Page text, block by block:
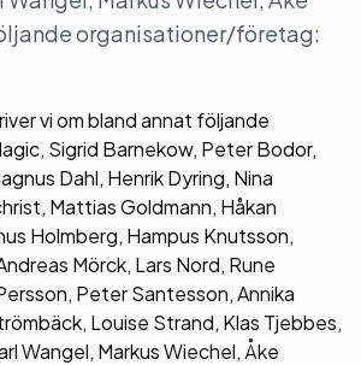
organisationer/företag:
vi om bland annat följande
Sigrid Barnekow, Peter Bodor,
Dahl, Henrik Dyring, Nina
Mattias Goldmann, Håkan
Holmberg, Hampus Knutsson,
Mörck, Lars Nord, Rune
Peter Santesson, Annika
Louise Strand, Klas Tjebbes,
Wangel, Markus Wiechel, Åke